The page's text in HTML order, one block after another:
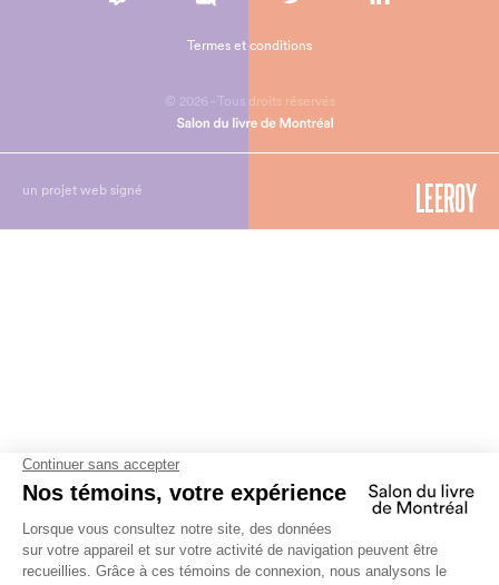
© 2026 - Tous droits réservés
Termes et conditions
un projet web signé